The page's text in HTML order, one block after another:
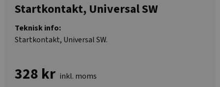
Startkontakt, Universal SW
Teknisk info:
Startkontakt, Universal SW.
328 kr inkl. moms